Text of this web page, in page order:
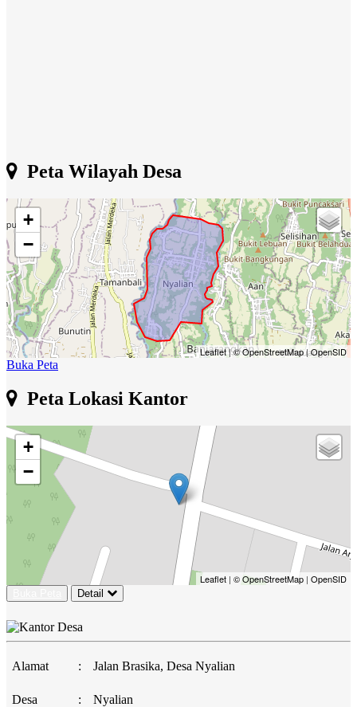
Peta Wilayah Desa
+
−
Leaflet|© OpenStreetMap|OpenSID
Buka Peta
Peta Lokasi Kantor
+
−
Leaflet | © OpenStreetMap | OpenSID
Detail
Alamat : Jalan Brasika, Desa Nyalian
Desa : Nyalian